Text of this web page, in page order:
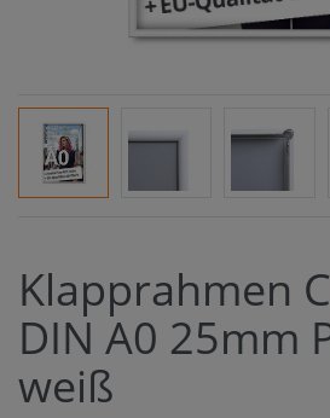
Klapprahmen
DIN A0 25mm
weiß